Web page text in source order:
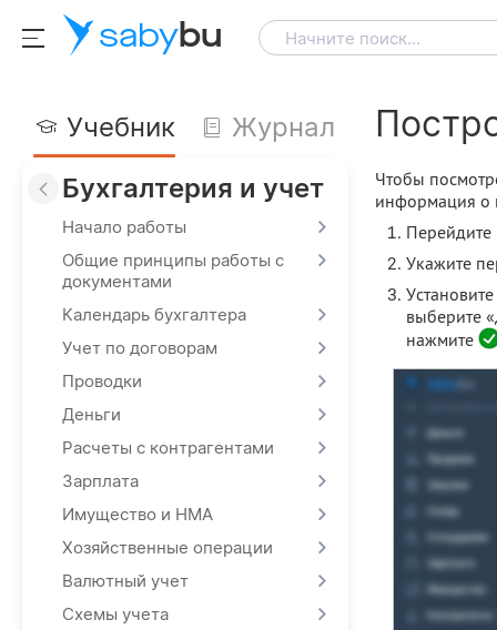
sabybu Начните поиск...
Учебник
Журнал
Бухгалтерия и учет
Начало работы
Общие принципы работы с
документами
Календарь бухгалтера
Учет по договорам
Проводки
Деньги
Расчеты с контрагентами
Зарплата
Имущество и НМА
Хозяйственные операции
Валютный учет
Схемы учета
Чтобы
информация о
Перейдите
Укажите
выберите
нажмите